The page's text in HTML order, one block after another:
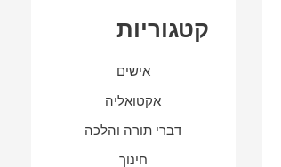
קטגוריות
אישים
אקטואליה
דברי תורה והלכה
חינוך